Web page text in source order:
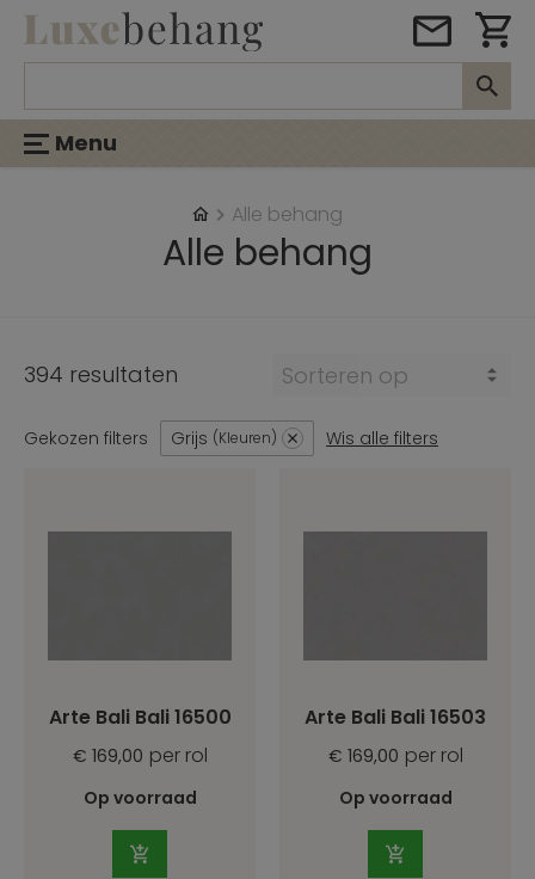
Menu
Alle behang
Alle behang
394 resultaten Sorteren op
Gekozen filters Grijs Kleuren Wis alle filters
Arte Bali Bali 16500
€ 169,00 per rol
Op voorraad
Arte Bali Bali 16503
€ 169,00 per rol
Op voorraad